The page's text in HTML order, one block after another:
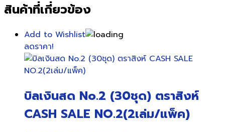
สินค้าที่เกี่ยวข้อง
Add to Wishlist
ลดราคา!
บิลเงินสด No.2 (30ชุด) ตราสิงห์
CASH SALE NO.2(2เล่ม/แพ็ค)